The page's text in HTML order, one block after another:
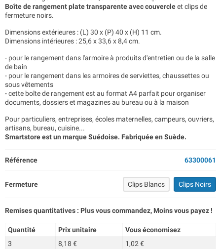
Boîte de rangement plate transparente avec couvercleet clips de
fermeture noirs.
Dimensions extérieures : (L) 30 x (P) 40 x (H) 11 cm.
Dimensions intérieures : 25,6 x 33,6 x 8,4 cm.
- pour le rangement dans l'armoire à produits d'entretien ou de la salle
de bain
- pour le rangement dans les armoires de serviettes, chaussettes ou
sous vêtements
- cette boîte de rangement est au format A4 parfait pour organiser
documents, dossiers et magazines au bureau ou à la maison
Pour particuliers, entreprises, écoles maternelles, campeurs, ouvriers,
artisans, bureau, cuisine...
Smartstore est un marque Suédoise. Fabriquée en Suède.
Référence 63300061
Fermeture Clips Blancs Clips Noirs
Remises quantitatives : Plus vous commandez, Moins vous payez !
Quantité Prix unitaire
Vous économisez
3
8,18 €
1,02 €